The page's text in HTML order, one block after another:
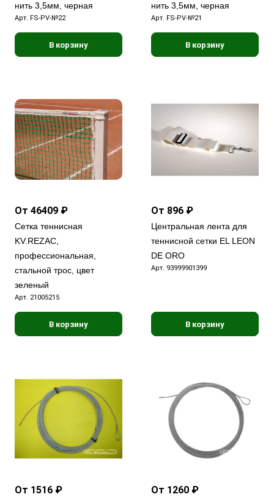
нить 3,5мм, черная
Арт. FS-PV-№22
В корзину
нить 3,5мм, черная
Арт. FS-PV-№21
В корзину
От 46409 ₽
Сетка теннисная
KV.REZAC,
профессиональная,
стальной трос, цвет
зеленый
Арт. 21005215
В корзину
От 896 ₽
Центральная лента для
теннисной сетки EL LEON
DE ORO
Арт. 93999901399
В корзину
От 1516 ₽ От 1260 ₽